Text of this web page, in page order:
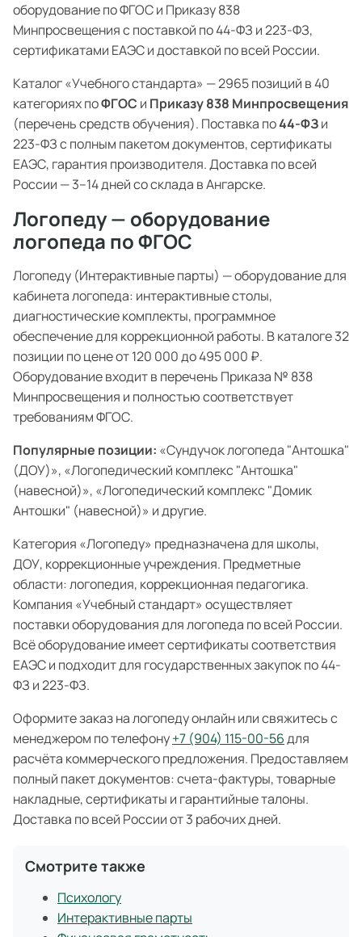
оборудование по ФГОС и Приказу 838
Минпросвещения с поставкой по 44-ФЗ и 223-ФЗ,
сертификатами ЕАЭС и доставкой по всей России.
Каталог «Учебного стандарта» — 2965 позиций в 40
категориях поФГОС и Приказу 838 Минпросвещения
(перечень средств обучения). Поставка по44-ФЗи
223-ФЗ с полным пакетом документов, сертификаты
ЕАЭС, гарантия производителя. Доставка по всей
России — 3–14 дней со склада в Ангарске.
Логопеду — оборудование
логопеда по ФГОС
Логопеду (Интерактивные парты) — оборудование для
кабинета логопеда: интерактивные столы,
диагностические комплекты, программное
обеспечение для коррекционной работы. В каталоге 32
позиции по цене от 120 000 до 495 000 ₽.
Оборудование входит в перечень Приказа № 838
Минпросвещения и полностью соответствует
требованиям ФГОС.
Популярные позиции: «Сундучок логопеда "Антошка"
(ДОУ)», «Логопедический комплекс "Антошка"
(навесной)», «Логопедический комплекс "Домик
Антошки" (навесной)» и другие.
Категория «Логопеду» предназначена для школы,
ДОУ, коррекционные учреждения. Предметные
области: логопедия, коррекционная педагогика.
Компания «Учебный стандарт» осуществляет
поставки оборудования для логопеда по всей России.
Всё оборудование имеет сертификаты соответствия
ЕАЭС и подходит для государственных закупок по 44-
ФЗ и 223-ФЗ.
Оформите заказ на логопеду онлайн или свяжитесь с
менеджером по телефону+7 (904) 115-00-56для
расчёта коммерческого предложения. Предоставляем
полный пакет документов: счета-фактуры, товарные
накладные, сертификаты и гарантийные талоны.
Доставка по всей России от 3 рабочих дней.
Смотрите также
Психологу
Интерактивные парты